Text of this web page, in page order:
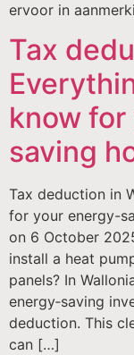
ervoor in
Tax
know
saving
Tax deduction in
for your energy-
on 6 October
install a heat
panels? In
energy‑saving
deduction. This
can […]